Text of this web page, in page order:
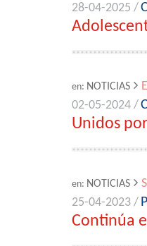
28-04-2025 /
en: NOTICIAS
02-05-2024 /
Unidos
en: NOTICIAS
25-04-2023 /
Continúa